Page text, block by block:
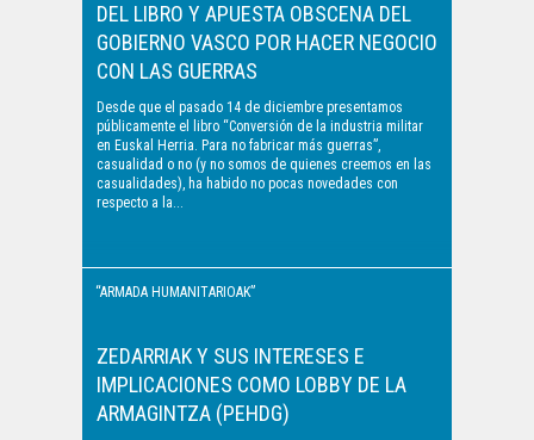
DEL LIBRO Y APUESTA OBSCENA DEL
GOBIERNO VASCO POR HACER NEGOCIO
CON LAS GUERRAS
Desde que el pasado 14 de diciembre presentamos
públicamente el libro “Conversión de la industria militar
en Euskal Herria. Para no fabricar más guerras”,
casualidad o no (y no somos de quienes creemos en las
casualidades), ha habido no pocas novedades con
respecto a la...
“ARMADA HUMANITARIOAK”
HUMANITARIOS"
ZEDARRIAK Y SUS INTERESES E
IMPLICACIONES COMO LOBBY DE LA
ARMAGINTZA (PEHDG)